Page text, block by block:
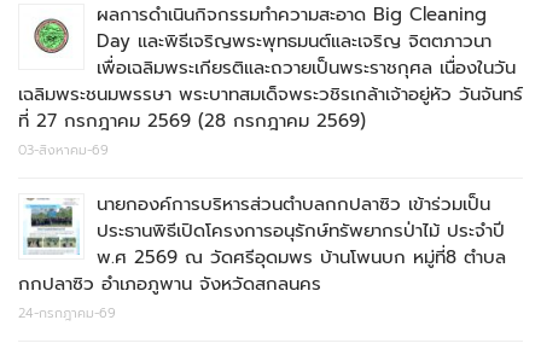
ผลการดำเนินกิจกรรมทำความสะอาด Big Cleaning
Day และพิธีเจริญพระพุทธมนต์และเจริญ จิตตภาวนา
เพื่อเฉลิมพระเกียรติและถวายเป็นพระราชกุศล เนื่องในวัน
เฉลิมพระชนมพรรษา พระบาทสมเด็จพระวชิรเกล้าเจ้าอยู่หัว วันจันทร์
ที่ 27 กรกฎาคม 2569 (28 กรกฎาคม 2569)
03-สิงหาคม-69
นายกองค์การบริหารส่วนตำบลกกปลาซิว เข้าร่วมเป็น
ประธานพิธีเปิดโครงการอนุรักษ์ทรัพยากรป่าไม้ ประจำปี
พ.ศ 2569 ณ วัดศรีอุดมพร บ้านโพนบก หมู่ที่8 ตำบล
กกปลาซิว อำเภอภูพาน จังหวัดสกลนคร
24-กรกฎาคม-69